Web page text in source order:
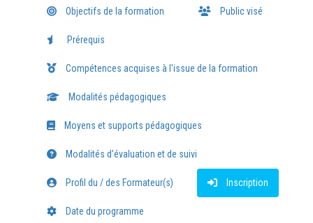
Objectifs de la formation Public visé
Prérequis
Compétences acquises à l'issue de la formation
Modalités pédagogiques
Moyens et supports pédagogiques
Modalités d'évaluation et de suivi
Profil du / des Formateur(s) Inscription
Date du programme